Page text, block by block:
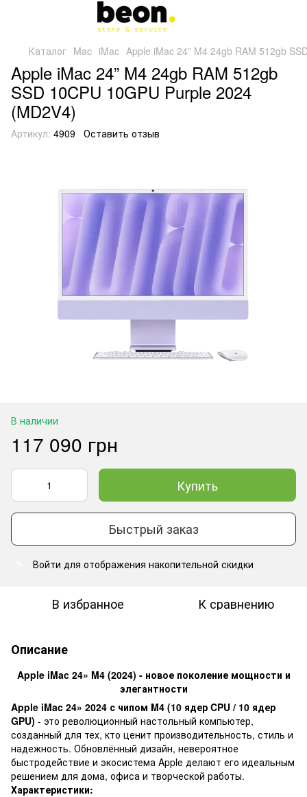
Каталог Mac iMac Apple iMac 24” M4 24gb RAM 512gb
Apple iMac 24” M4 24gb RAM 512gb
SSD 10CPU 10GPU Purple 2024
(MD2V4)
Артикул: 4909 Оставить отзыв
В наличии
117 090 грн
Купить
Быстрый заказ
Войти для отображения накопительной скидки
В избранное К сравнению
Описание
Apple iMac 24» M4 (2024) - новое поколение мощности и
элегантности
Apple iMac 24» 2024 с чипом M4 (10 ядер CPU / 10 ядер
GPU) - это революционный настольный компьютер,
созданный для тех, кто ценит производительность, стиль и
надежность. Обновлённый дизайн, невероятное
быстродействие и экосистема Apple делают его идеальным
решением для дома, офиса и творческой работы.
Характеристики: